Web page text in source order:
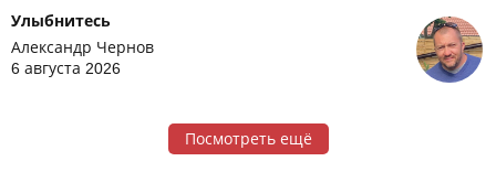
Улыбнитесь
Александр Чернов
6 августа 2026
Посмотреть ещё